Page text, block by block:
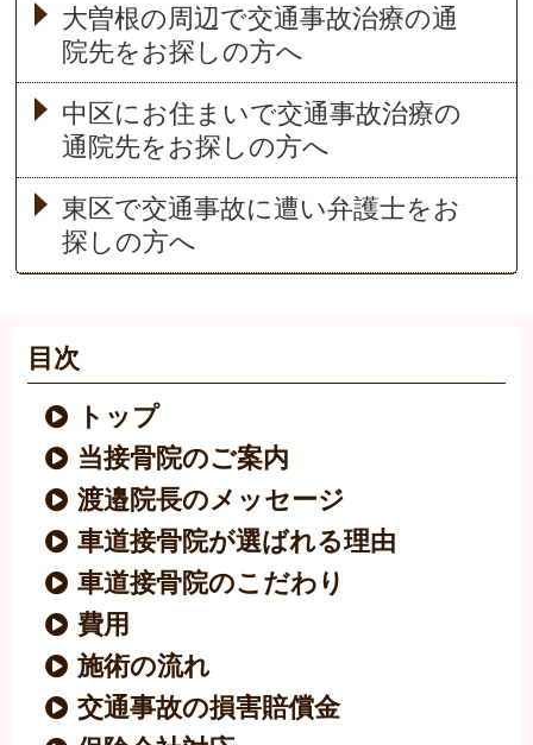
大曽根の周辺で交通事故治療の通
院先をお探しの方へ
中区にお住まいで交通事故治療の
通院先をお探しの方へ
東区で交通事故に遭い弁護士をお
探しの方へ
目次
トップ
当接骨院のご案内
渡邉院長のメッセージ
車道接骨院が選ばれる理由
車道接骨院のこだわり
費用
施術の流れ
交通事故の損害賠償金